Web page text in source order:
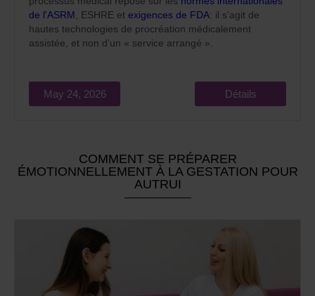
de l'ASRM , ESHRE et exigences de FDA: il s’agit de
hautes technologies de procréation médicalement
assistée, et non d’un « service arrangé ».
May 24, 2026 Détails
COMMENT SE PRÉPARER
ÉMOTIONNELLEMENT À LA GESTATION POUR
AUTRUI